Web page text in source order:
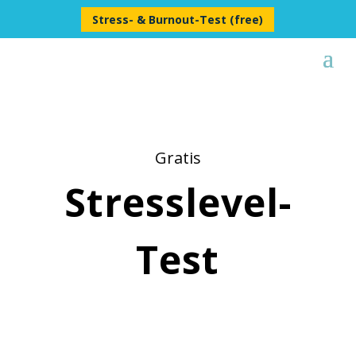
Stress- & Burnout-Test (free)
Gratis
Stresslevel-
Test